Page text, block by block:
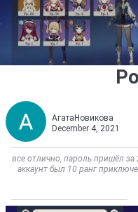
АгатаНовикова
December 4, 2021
все отлично, пароль пришёл за
аккаунт был 10 ранг